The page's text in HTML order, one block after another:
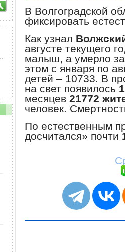
В Волгоградской
фиксировать
Как узнал
августе текущего
малыш, а умерло
этом с января по
детей – 10733. В
на свет появилось
месяцев 21772
человек.
По естественным
досчитался» почти